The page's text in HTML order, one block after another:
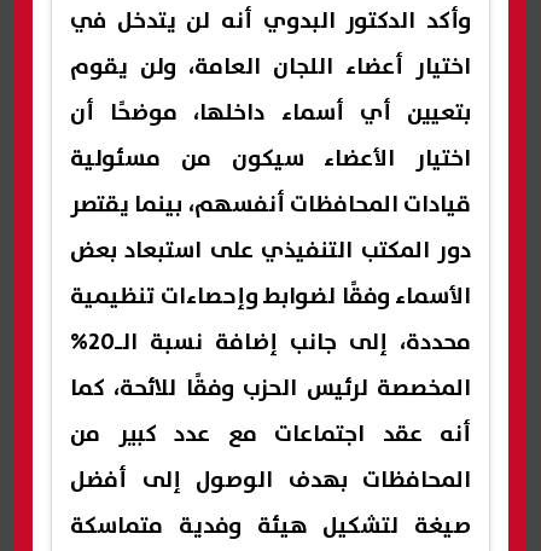
وأكد الدكتور البدوي أنه لن يتدخل في
اختيار أعضاء اللجان العامة، ولن يقوم
بتعيين أي أسماء داخلها، موضحًا أن
اختيار الأعضاء سيكون من مسئولية
قيادات المحافظات أنفسهم، بينما يقتصر
دور المكتب التنفيذي على استبعاد بعض
الأسماء وفقًا لضوابط وإحصاءات تنظيمية
محددة، إلى جانب إضافة نسبة الـ20%
المخصصة لرئيس الحزب وفقًا للائحة، كما
أنه عقد اجتماعات مع عدد كبير من
المحافظات بهدف الوصول إلى أفضل
صيغة لتشكيل هيئة وفدية متماسكة